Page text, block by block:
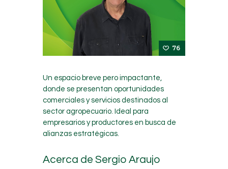
76
Un espacio breve pero impactante,
donde se presentan oportunidades
comerciales y servicios destinados al
sector agropecuario. Ideal para
empresarios y productores en busca de
alianzas estratégicas.
Acerca de Sergio Araujo